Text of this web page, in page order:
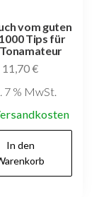
vom guten
Tips für
11,70€
7 % MwSt.
In den